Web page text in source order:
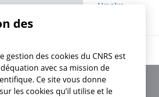
Lire plus
des
gestion des
est élaborée en adéquation avec
scientifique. Ce site vous
sur les cookies qu’il utilise et